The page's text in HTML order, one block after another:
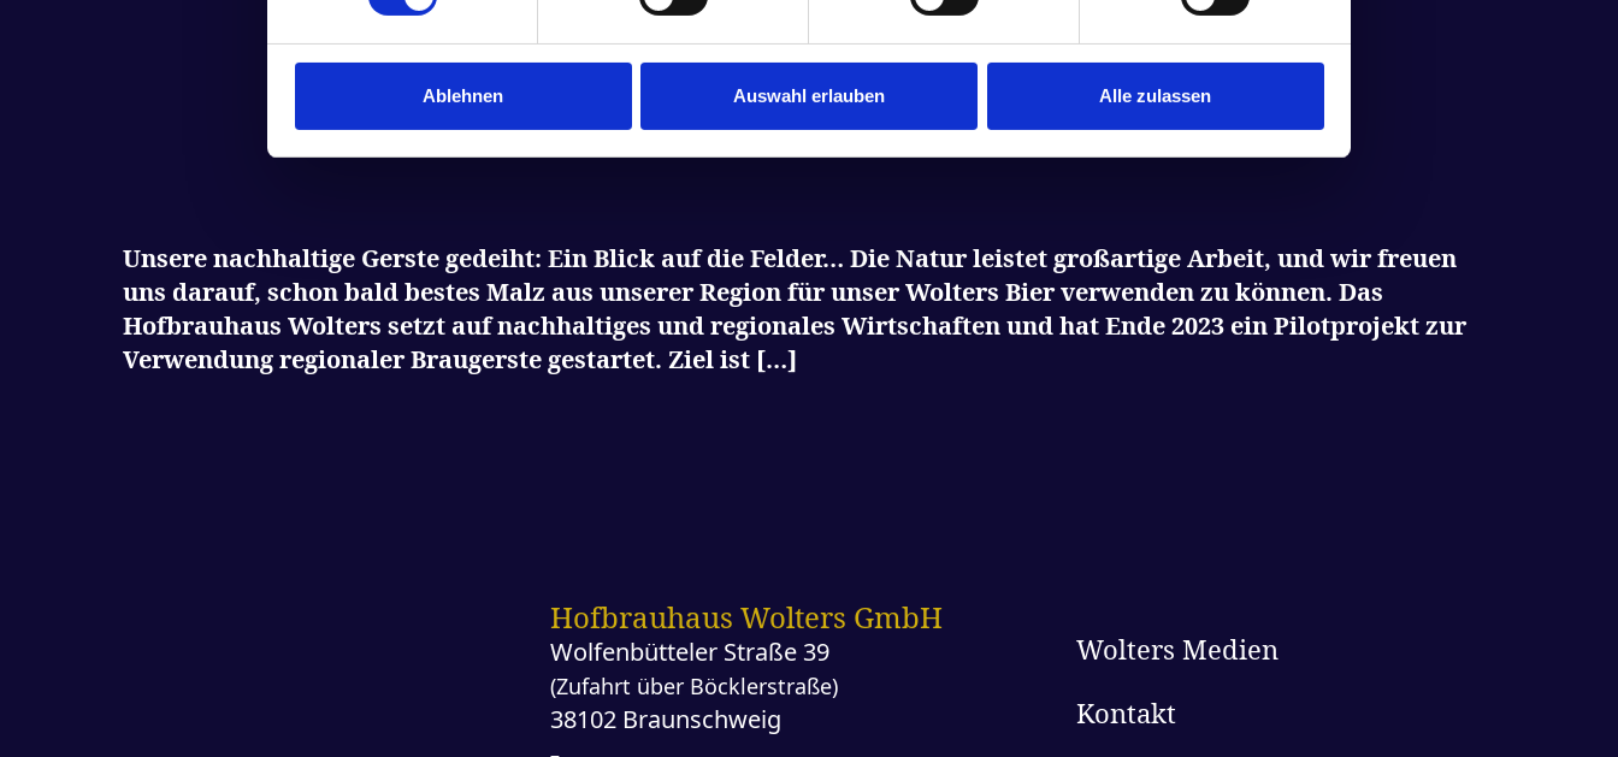
Ablehnen Auswahl erlauben Alle zulassen
Unsere nachhaltige Gerste gedeiht: Ein Blick auf die Felder… Die Natur leistet großartige Arbeit, und wir freuen
uns darauf, schon bald bestes Malz aus unserer Region für unser Wolters Bier verwenden zu können. Das
Hofbrauhaus Wolters setzt auf nachhaltiges und regionales Wirtschaften und hat Ende 2023 ein Pilotprojekt zur
Verwendung regionaler Braugerste gestartet. Ziel ist […]
Hofbrauhaus Wolters GmbH
Wolfenbütteler Straße 39
(Zufahrt über Böcklerstraße)
38102 Braunschweig
Wolters Medien
Kontakt